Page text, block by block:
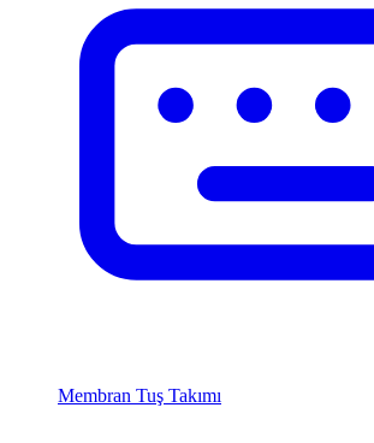
Membran Tuş Takımı